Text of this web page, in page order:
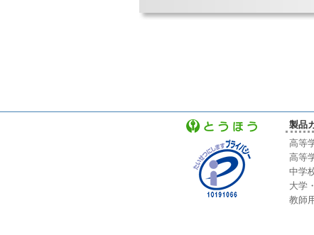
製品
高等
高等
中学
大学
教師